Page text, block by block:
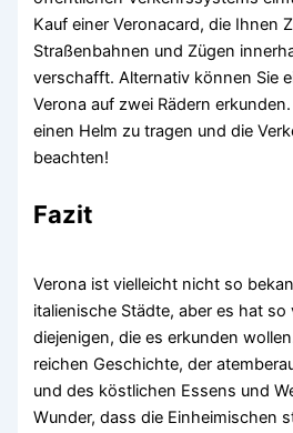
Kauf einer Veronacard, die Ihnen
Straßenbahnen und Zügen
verschafft. Alternativ können Sie
Verona auf zwei Rädern
einen Helm zu tragen und die
beachten!
Fazit
Verona ist vielleicht nicht so
italienische Städte, aber es hat so
diejenigen, die es erkunden
reichen Geschichte, der
und des köstlichen Essens und
Wunder, dass die Einheimischen